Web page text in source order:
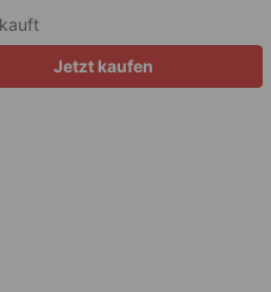
Jetzt kaufen